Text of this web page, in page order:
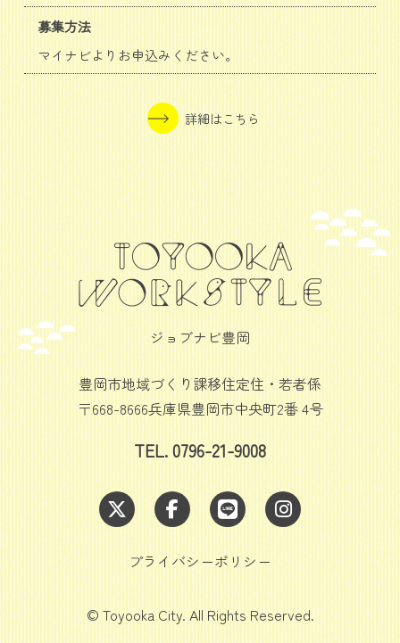
募集方法
マイナビよりお申込みください。
詳細はこちら
ジョブナビ豊岡
豊岡市地域づくり課移住定住・若者係
〒668-8666兵庫県豊岡市中央町2番 4号
TEL. 0796-21-9008
プライバシーポリシー
© Toyooka City. All Rights Reserved.